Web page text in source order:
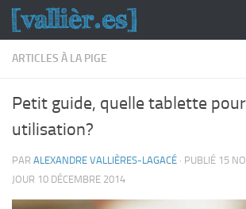
Skip to content
ARTICLES À LA PIGE
Petit guide, quelle tablette
utilisation?
PAR ALEXANDRE VALLIÈRES-LAGACÉ · PUBLIÉ 15
JOUR 10 DÉCEMBRE 2014